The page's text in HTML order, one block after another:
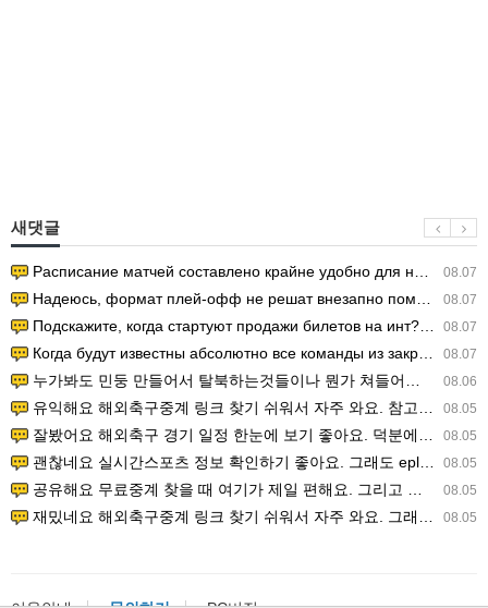
새댓글
08.07
Расписание матчей составлено крайне удобно для нашего часово…
08.07
Надеюсь, формат плей-офф не решат внезапно поменять. https:/…
08.07
Подскажите, когда стартуют продажи билетов на инт? https://g…
08.07
Когда будут известны абсолютно все команды из закрытых квали…
08.06
누가봐도 민둥 만들어서 탈북하는것들이나 뭔가 쳐들어오는 낌새를 미리 알아차리기 위함이지 저걸 전쟁준비라고 하…
08.05
유익해요 해외축구중계 링크 찾기 쉬워서 자주 와요. 참고로 무료스포츠중계 정보 확인할 때 출처 꼭 체크해요.…
08.05
잘봤어요 해외축구 경기 일정 한눈에 보기 좋아요. 덕분에 epl중계 볼 때 공식 중계 채널 먼저 찾아봐요. …
08.05
괜찮네요 실시간스포츠 정보 확인하기 좋아요. 그래도 epl중계 볼 때 공식 중계 채널 먼저 찾아봐요. 북마크…
08.05
공유해요 무료중계 찾을 때 여기가 제일 편해요. 그리고 무료스포츠중계 정보 확인할 때 출처 꼭 체크해요. 앞…
08.05
재밌네요 해외축구중계 링크 찾기 쉬워서 자주 와요. 그래서 해외축구중계도 정식 서비스로 봐야 안전해요. 다음…